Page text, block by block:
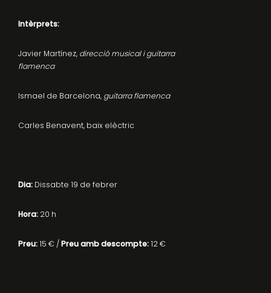
Intèrprets:
Javier Martínez, direcció musical i guitarra
flamenca
Ismael de Barcelona, guitarra flamenca
Carles Benavent, baix elèctric
Dia: Dissabte 19 de febrer
Hora: 20 h
Preu:15 € /Preu amb descompte:12 €